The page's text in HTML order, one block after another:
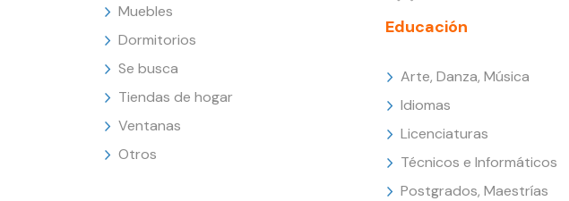
Muebles
Dormitorios
Se busca
Tiendas de hogar
Ventanas
Otros
Educación
Arte, Danza, Música
Idiomas
Licenciaturas
Técnicos e Informáticos
Postgrados, Maestrías